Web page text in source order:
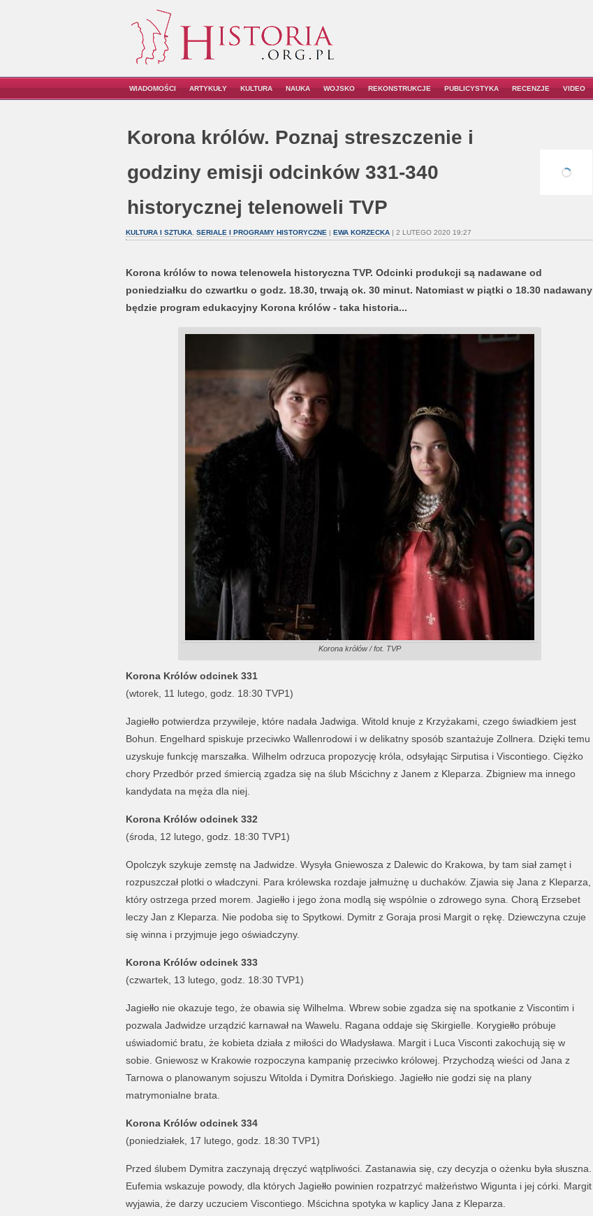
WIADOMOŚCI ARTYKUŁY KULTURA NAUKA WOJSKO REKONSTRUKCJE PUBLICYSTYKA RECENZJE VIDEO
Korona królów. Poznaj streszczenie i
godziny emisji odcinków 331-340
historycznej telenoweli TVP
KULTURA I SZTUKA, SERIALE I PROGRAMY HISTORYCZNE | EWA KORZECKA| 2 LUTEGO 2020 19:27
Korona królów to nowa telenowela historyczna TVP. Odcinki produkcji są nadawane od
poniedziałku do czwartku o godz. 18.30, trwają ok. 30 minut. Natomiast w piątki o 18.30 nadawany
będzie program edukacyjny Korona królów - taka historia...
Korona królów / fot. TVP
Korona Królów odcinek 331
(wtorek, 11 lutego, godz. 18:30 TVP1)
Jagiełło potwierdza przywileje, które nadała Jadwiga. Witold knuje z Krzyżakami, czego świadkiem jest
Bohun. Engelhard spiskuje przeciwko Wallenrodowi i w delikatny sposób szantażuje Zollnera. Dzięki temu
uzyskuje funkcję marszałka. Wilhelm odrzuca propozycję króla, odsyłając Sirputisa i Viscontiego. Ciężko
chory Przedbór przed śmiercią zgadza się na ślub Mścichny z Janem z Kleparza. Zbigniew ma innego
kandydata na męża dla niej.
Korona Królów odcinek 332
(środa, 12 lutego, godz. 18:30 TVP1)
Opolczyk szykuje zemstę na Jadwidze. Wysyła Gniewosza z Dalewic do Krakowa, by tam siał zamęt i
rozpuszczał plotki o władczyni. Para królewska rozdaje jałmużnę u duchaków. Zjawia się Jana z Kleparza,
który ostrzega przed morem. Jagiełło i jego żona modlą się wspólnie o zdrowego syna. Chorą Erzsebet
leczy Jan z Kleparza. Nie podoba się to Spytkowi. Dymitr z Goraja prosi Margit o rękę. Dziewczyna czuje
się winna i przyjmuje jego oświadczyny.
Korona Królów odcinek 333
(czwartek, 13 lutego, godz. 18:30 TVP1)
Jagiełło nie okazuje tego, że obawia się Wilhelma. Wbrew sobie zgadza się na spotkanie z Viscontim i
pozwala Jadwidze urządzić karnawał na Wawelu. Ragana oddaje się Skirgielle. Korygiełło próbuje
uświadomić bratu, że kobieta działa z miłości do Władysława. Margit i Luca Visconti zakochują się w
sobie. Gniewosz w Krakowie rozpoczyna kampanię przeciwko królowej. Przychodzą wieści od Jana z
Tarnowa o planowanym sojuszu Witolda i Dymitra Dońskiego. Jagiełło nie godzi się na plany
matrymonialne brata.
Korona Królów odcinek 334
(poniedziałek, 17 lutego, godz. 18:30 TVP1)
Przed ślubem Dymitra zaczynają dręczyć wątpliwości. Zastanawia się, czy decyzja o ożenku była słuszna.
Eufemia wskazuje powody, dla których Jagiełło powinien rozpatrzyć małżeństwo Wigunta i jej córki. Margit
wyjawia, że darzy uczuciem Viscontiego. Mścichna spotyka w kaplicy Jana z Kleparza.